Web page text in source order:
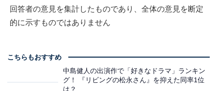
回答者の意見を集計したものであり、全体の意見を断定
的に示すものではありません
こちらもおすすめ
中島健人の出演作で「好きなドラマ」ランキン
グ！ 『リビングの松永さん』を抑えた同率1位
は？